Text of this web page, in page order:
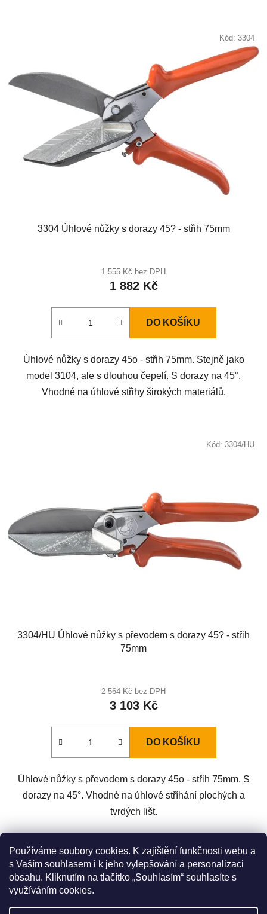
Používáme soubory cookies. K zajištění funkčnosti webu a
s Vaším souhlasem i k jeho vylepšování a personalizaci
obsahu. Kliknutím na tlačítko „Souhlasím“ souhlasíte s
využíváním cookies.
3304 Úhlové nůžky s dorazy 45? - střih 75mm
1 555 Kč bez DPH
1 882 Kč
DO KOŠÍKU
Úhlové nůžky s dorazy 45o - střih 75mm. Stejně jako
model 3104, ale s dlouhou čepelí. S dorazy na 45°.
Vhodné na úhlové střihy širokých materiálů.
Kód: 3304
3304/HU Úhlové nůžky s převodem s dorazy 45? - střih
75mm
2 564 Kč bez DPH
3 103 Kč
DO KOŠÍKU
Úhlové nůžky s převodem s dorazy 45o - střih 75mm. S
dorazy na 45°. Vhodné na úhlové stříhání plochých a
tvrdých lišt.
Kód: 3304/HU
Zboží.cz Heureka.cz
Original LÖWE Germany
LÖWE na Youtube